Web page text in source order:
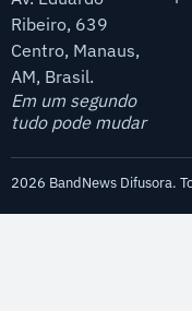
Ribeiro, 639
Centro, Manaus,
AM, Brasil.
Em um segundo
tudo pode mudar
2026 BandNews Difusora.